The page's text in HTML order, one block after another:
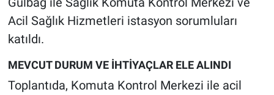
Acil Sağlık Hizmetleri istasyon sorumluları
katıldı.
MEVCUT DURUM VE İHTİYAÇLAR ELE ALINDI
Toplantıda, Komuta Kontrol Merkezi ile acil